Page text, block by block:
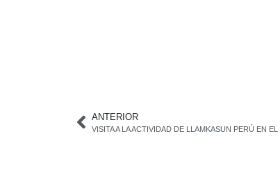
ANTERIOR
VISITA A LA ACTIVIDAD DE LLAMKASUN PERÚ EN